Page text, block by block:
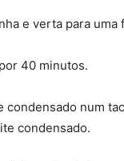
e verta para uma
40 minutos.
condensado num
condensado.